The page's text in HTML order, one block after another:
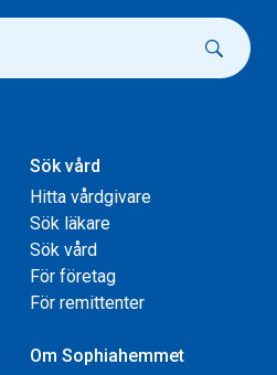
Sök vård
Hitta vårdgivare
Sök läkare
Sök vård
För företag
För remittenter
Om Sophiahemmet